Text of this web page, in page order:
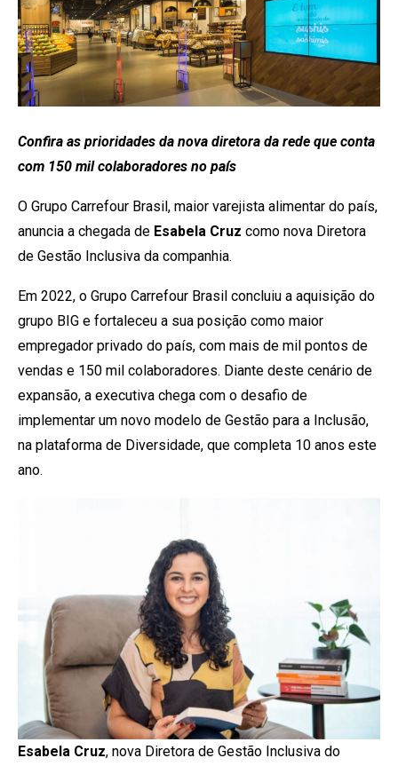
Confira as prioridades da nova diretora da rede que conta
com 150 mil colaboradores no país
O Grupo Carrefour Brasil, maior varejista alimentar do país,
anuncia a chegada de Esabela Cruz como nova Diretora
de Gestão Inclusiva da companhia.
Em 2022, o Grupo Carrefour Brasil concluiu a aquisição do
grupo BIG e fortaleceu a sua posição como maior
empregador privado do país, com mais de mil pontos de
vendas e 150 mil colaboradores. Diante deste cenário de
expansão, a executiva chega com o desafio de
implementar um novo modelo de Gestão para a Inclusão,
na plataforma de Diversidade, que completa 10 anos este
ano.
Esabela Cruz, nova Diretora de Gestão Inclusiva do